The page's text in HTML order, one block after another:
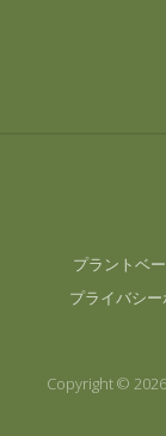
プラントベ
プライバシ
Copyright ©